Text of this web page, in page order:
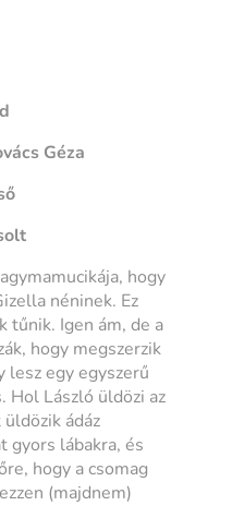
Géza
hogy
néninek. Ez
tűnik. Igen ám, de a
hogy megszerzik
lesz egy egyszerű
Hol László üldözi az
ádáz
gyors lábakra, és
hogy a csomag
(majdnem)